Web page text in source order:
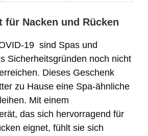
für Nacken und Rücken
19 sind Spas und
Sicherheitsgründen noch nicht
Dieses Geschenk
zu Hause eine Spa-ähnliche
Mit einem
das sich hervorragend für
eignet, fühlt sie sich